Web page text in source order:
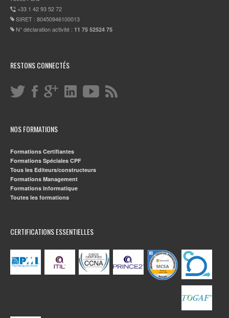
+33 1 42 93 52 72
SIRET : 80450946100013
N° déclaration activité : 11 75 52524 75
RESTONS CONNECTÉS
NOS FORMATIONS
Formations Certifiantes
Formations Spéciales CPF
Tous les Editeurs/constructeurs
Formations Management
Formations Informatique
Toutes les formations
CERTIFICATIONS ESSENTIELLES